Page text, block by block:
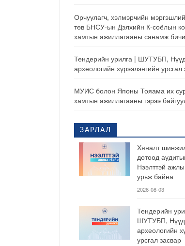
Орчуулагч, хэлмэрчийн
төв БНСУ-ын Дэлхийн К-соёлын
хамтын ажиллагааны санамж
Тендерийн урилга | ШУТУБП,
археологийн хүрээлэнгийн урсгал
МУИС болон Японы Тояама их
хамтын ажиллагааны гэрээ
ЗАРЛАЛ
Хяналт
дотоод
Нээлттэй
урьж байна
2026-08-03
Тендерийн
ШУТУБП,
археологийн
урсгал засвар